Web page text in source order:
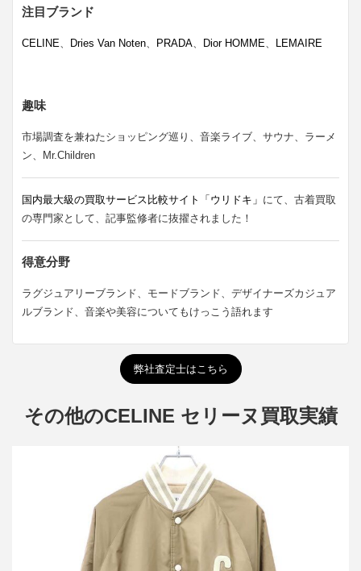
注目ブランド
CELINE、 Dries Van Noten、 PRADA、 Dior HOMME、 LEMAIRE
趣味
市場調査を兼ねたショッピング巡り、音楽ライブ、サウナ、ラーメ
ン、Mr.Children
国内最大級の買取サービス比較サイト「ウリドキ」 にて、古着買取
の専門家として、記事監修者に抜擢されました！
得意分野
ラグジュアリーブランド、モードブランド、デザイナーズカジュア
ルブランド、音楽や美容についてもけっこう語れます
弊社査定士はこちら
その他のCELINE セリーヌ買取実績